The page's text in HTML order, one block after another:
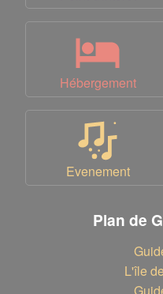
Hébergement
Evenement
Plan de
L'île